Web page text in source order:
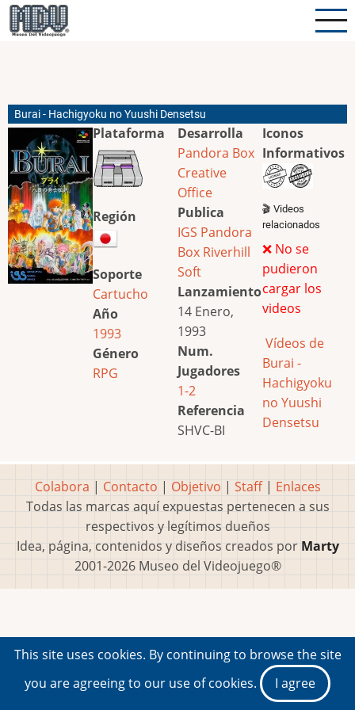
Pasar
al
Burai - Hachigyoku no Yuushi Densetsu
Plataforma
Región
Soporte
Cartucho
Año
1993
Género
RPG
Desarrolla
Pandora Box
Creative
Office
Publica
IGS Pandora
Box Riverhill
Soft
Lanzamiento
14 Enero,
1993
Num.
Jugadores
1-2
Referencia
SHVC-BI
Iconos
Informativos
🎬 Videos
relacionados
❌ No se
pudieron
cargar los
videos
Vídeos de
Burai -
Hachigyoku
no Yuushi
Densetsu
Colabora | Contacto | Objetivo | Staff| Enlaces
Todas las marcas aquí expuestas pertenecen a sus
respectivos y legítimos dueños
Idea, página, contenidos y diseños creados por Marty
2001-2026 Museo del Videojuego®
This site uses cookies. By continuing to browse the site
you are agreeing to our use of cookies.
I agree